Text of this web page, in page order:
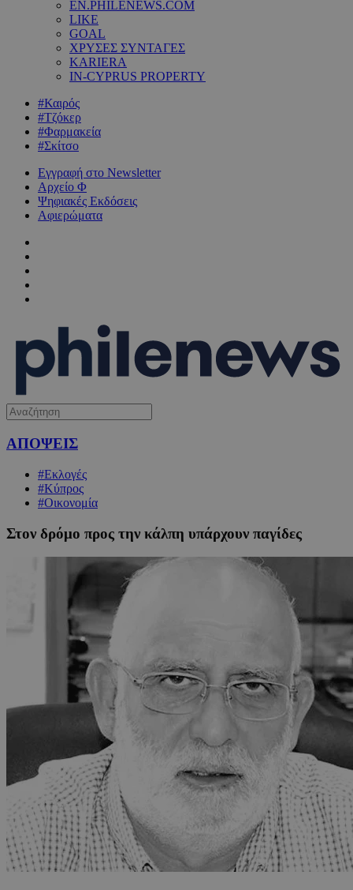
EN.PHILENEWS.COM
LIKE
GOAL
ΧΡΥΣΕΣ ΣΥΝΤΑΓΕΣ
KARIERA
IN-CYPRUS PROPERTY
#Καιρός
#Τζόκερ
#Φαρμακεία
#Σκίτσο
Εγγραφή στο Newsletter
Αρχείο Φ
Ψηφιακές Εκδόσεις
Αφιερώματα
ΑΠΟΨΕΙΣ
#Εκλογές
#Κύπρος
#Οικονομία
Στον δρόμο προς την κάλπη υπάρχουν παγίδες